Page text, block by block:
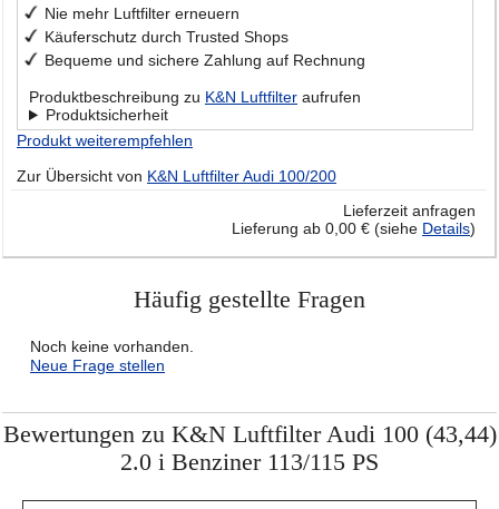
Nie mehr Luftfilter erneuern
Käuferschutz durch Trusted Shops
Bequeme und sichere Zahlung auf Rechnung
Produktbeschreibung zu K&N Luftfilter aufrufen
Produktsicherheit
Produkt weiterempfehlen
Zur Übersicht von K&N Luftfilter Audi 100/200
Lieferzeit anfragen
Lieferung ab 0,00 € (siehe Details)
Häufig gestellte Fragen
Noch keine vorhanden.
Neue Frage stellen
Bewertungen zu K&N Luftfilter Audi 100 (43,44)
2.0 i Benziner 113/115 PS